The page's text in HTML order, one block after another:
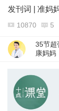
发刊词 | 准妈
10870 5
35节超
康妈妈